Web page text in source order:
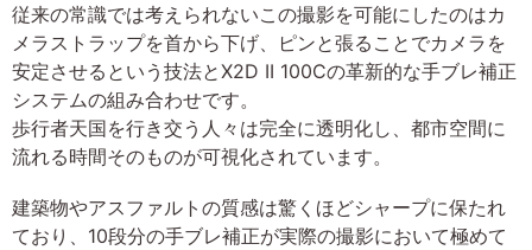
従来の常識では考えられないこの撮影を可能にしたのはカ
メラストラップを首から下げ、ピンと張ることでカメラを
安定させるという技法とX2D II 100Cの革新的な手ブレ補正
システムの組み合わせです。
歩行者天国を行き交う人々は完全に透明化し、都市空間に
流れる時間そのものが可視化されています。
建築物やアスファルトの質感は驚くほどシャープに保たれ
ており、10段分の手ブレ補正が実際の撮影において極めて